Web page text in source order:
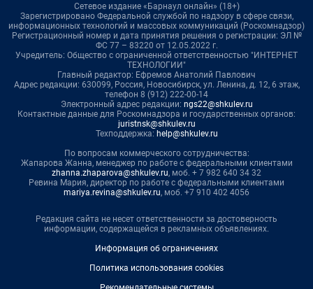
Сетевое издание «Барнаул онлайн» (18+)
Зарегистрировано Федеральной службой по надзору в сфере связи,
информационных технологий и массовых коммуникаций (Роскомнадзор)
Регистрационный номер и дата принятия решения о регистрации: ЭЛ №
ФС 77 – 83220 от 12.05.2022 г.
Учредитель: Общество с ограниченной ответственностью "ИНТЕРНЕТ
ТЕХНОЛОГИИ"
Главный редактор: Ефремов Анатолий Павлович
Адрес редакции: 630099, Россия, Новосибирск, ул. Ленина, д. 12, 6 этаж,
телефон 8 (912) 222-00-14
Электронный адрес редакции: ngs22@shkulev.ru
Контактные данные для Роскомнадзора и государственных органов:
juristnsk@shkulev.ru
Техподдержка: help@shkulev.ru
По вопросам коммерческого сотрудничества:
Жапарова Жанна, менеджер по работе с федеральными клиентами
zhanna.zhaparova@shkulev.ru, моб. + 7 982 640 34 32
Ревина Мария, директор по работе с федеральными клиентами
mariya.revina@shkulev.ru, моб. +7 910 402 4056
Редакция сайта не несет ответственности за достоверность
информации, содержащейся в рекламных объявлениях.
Информация об ограничениях
Политика использования cookies